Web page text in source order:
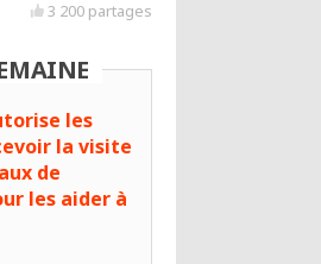
3 200 partages
les
la visite
de
les aider à